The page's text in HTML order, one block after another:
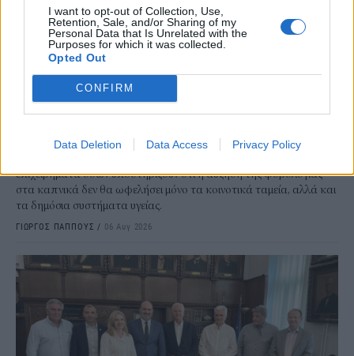
I want to opt-out of Collection, Use,
Retention, Sale, and/or Sharing of my
Personal Data that Is Unrelated with the
Purposes for which it was collected.
Opted Out
CONFIRM
Data Deletion Data Access Privacy Policy
ΟΙΚΟΝΟΜΙΑ
Το κάπνισμα βλάπτει σοβαρά και τα
δημόσια συστήματα Υγείας- Τι δείχνουν τα
στοιχεία της Eurostat
Εν αναμονή των αποφάσεων της Κομισιόν, για το αν και πόσο θα
αυτοχρηματοδότησης του νέου Ευρωπαϊκού Πολυετούς
επιχειρήματα όσων υποστηρίζουν ότι η αύξηση της φορολογίας
στα καπνικά δεν θα ωφελήσει μόνο τα κοινοτικά ταμεία, αλλά και
τα δημόσια συστήματα υγείας.
ΓΙΩΡΓΟΣ ΠΑΠΠΟΥΣ / 06 Αυγ 2026